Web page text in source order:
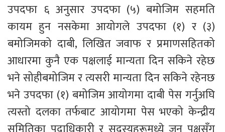
उपदफा ६ अनुसार उपदफा (५) बमोजिम सहमति
कायम हुन नसकेमा आयोगले उपदफा (१) र (३)
बमोजिमको दाबी, लिखित जवाफ र प्रमाणसहितको
आधारमा कुनै एक पक्षलाई मान्यता दिन सकिने रहेछ
भने सोहीबमोजिम र त्यसरी मान्यता दिन सकिने रहेनछ
भने उपदफा (१) बमोजिम आयोगमा दाबी पेस गर्नुअघि
त्यस्तो दलका तर्फबाट आयोगमा पेस भएको केन्द्रीय